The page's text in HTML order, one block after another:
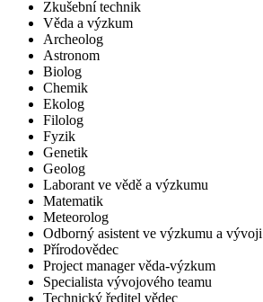
Zkušební technik
Věda a výzkum
Archeolog
Astronom
Biolog
Chemik
Ekolog
Filolog
Fyzik
Genetik
Geolog
Laborant ve vědě a výzkumu
Matematik
Meteorolog
Odborný asistent ve výzkumu a vývoji
Přírodovědec
Project manager věda-výzkum
Specialista vývojového teamu
Technický ředitel vědec